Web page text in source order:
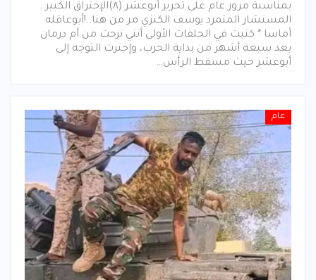
بمناسبة مرور عام على تحرير أبوعشر (٨)الإختراق الكبير..
المستشار المتمرد يوسف الكنزي مر من هنا..!أبوعاقله
أماسا * كتبت في الحلقات الأولى أنني نزحت من أم درمان
بعد سبعة أشهر من بداية الحرب، وإخترت التوجه إلى
أبوعشر حيث مسقط الرأس…
عام